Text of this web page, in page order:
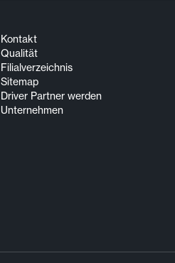
Kontakt
Qualität
Filialverzeichnis
Sitemap
Driver Partner werden
Unternehmen